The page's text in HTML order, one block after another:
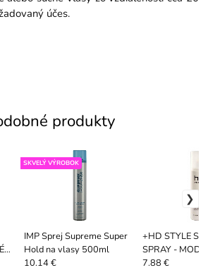
účes.
produkty
IMP Sprej Supreme Super
Hold na vlasy 500ml
SKVELÝ VÝROBOK
10.14 €
+HD STYLE
SPRAY -
7.88 €